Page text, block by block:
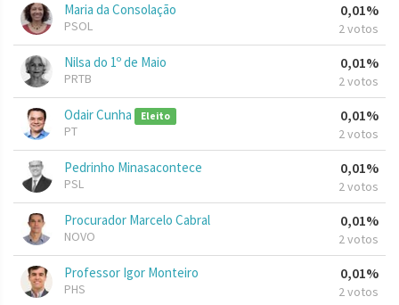
Maria da Consolação
PSOL
0,01%
2 votos
Nilsa do 1º de Maio
PRTB
0,01%
2 votos
Odair Cunha Eleito
PT
0,01%
2 votos
Pedrinho Minasacontece
PSL
0,01%
2 votos
Procurador Marcelo Cabral
NOVO
0,01%
2 votos
Professor Igor Monteiro
PHS
0,01%
2 votos